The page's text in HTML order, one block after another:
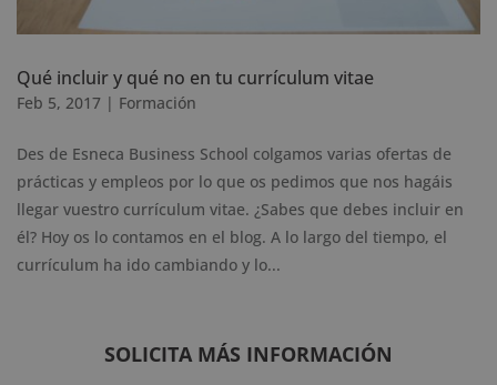
Qué incluir y qué no en tu currículum vitae
Feb 5, 2017 | Formación
Des de Esneca Business School colgamos varias ofertas de
prácticas y empleos por lo que os pedimos que nos hagáis
llegar vuestro currículum vitae. ¿Sabes que debes incluir en
él? Hoy os lo contamos en el blog. A lo largo del tiempo, el
currículum ha ido cambiando y lo...
SOLICITA MÁS INFORMACIÓN